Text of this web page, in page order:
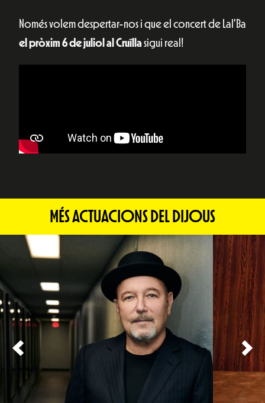
Només volem despertar-nos i que el concert de Lal’Ba
el pròxim 6 de juliol al Cruïlla sigui real!
MÉS ACTUACIONS DEL DIJOUS